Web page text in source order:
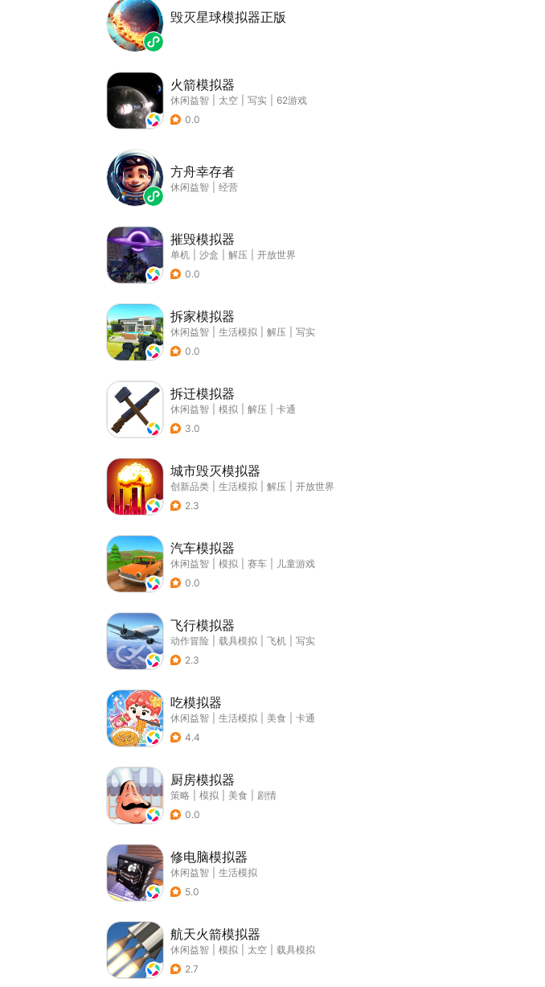
毁灭星球模拟器正版
火箭模拟器
休闲益智 太空 写实
62游戏
0.0
方舟幸存者
休闲益智 经营
摧毁模拟器
单机 沙盒 解压
开放世界
0.0
拆家模拟器
休闲益智 生活模拟 解压
写实
0.0
拆迁模拟器
休闲益智 模拟 解压
卡通
3.0
城市毁灭模拟器
创新品类 生活模拟 解压
开放世界
2.3
汽车模拟器
休闲益智 模拟 赛车
儿童游戏
0.0
飞行模拟器
动作冒险 载具模拟 飞机
写实
2.3
吃模拟器
休闲益智 生活模拟 美食
卡通
4.4
厨房模拟器
策略 模拟 美食
剧情
0.0
修电脑模拟器
休闲益智
生活模拟
5.0
航天火箭模拟器
休闲益智 模拟 太空
载具模拟
2.7